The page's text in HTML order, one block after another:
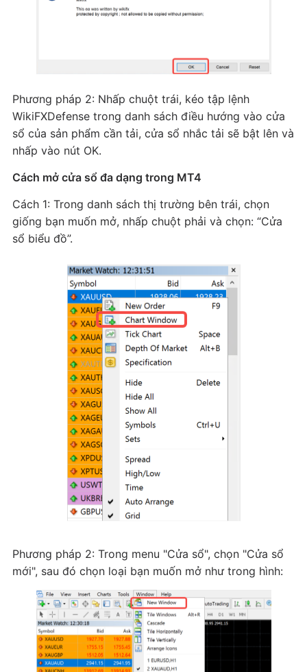
Phương pháp 2: Nhấp chuột trái, kéo tập lệnh
WikiFXDefense trong danh sách điều hướng vào cửa
sổ của sản phẩm cần tải, cửa sổ nhắc tải sẽ bật lên và
nhấp vào nút OK.
Cách mở cửa sổ đa dạng trong MT4
Cách 1: Trong danh sách thị trường bên trái, chọn
giống bạn muốn mở, nhấp chuột phải và chọn: “Cửa
sổ biểu đồ”.
Phương pháp 2: Trong menu "Cửa sổ", chọn "Cửa sổ
mới", sau đó chọn loại bạn muốn mở như trong hình: